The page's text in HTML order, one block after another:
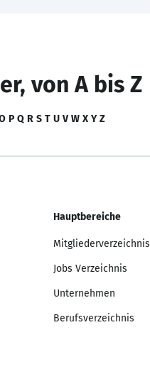
von A bis Z
P Q R S T U V W X Y Z
Hauptbereiche
Mitgliederverzeichnis
Jobs Verzeichnis
Unternehmen
Berufsverzeichnis